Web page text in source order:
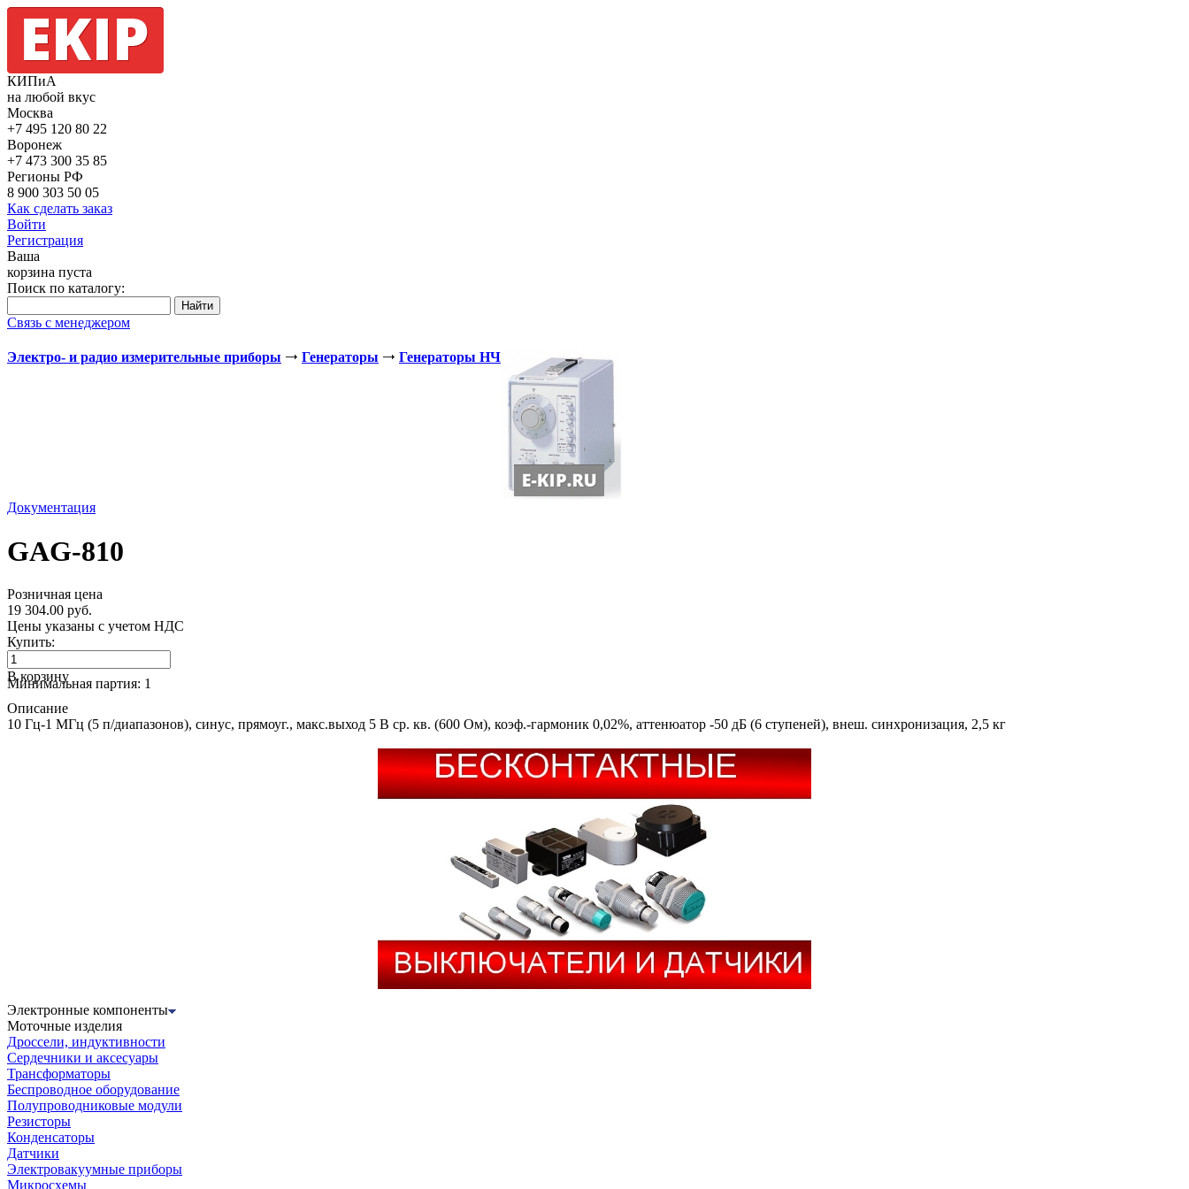
КИПиА
на любой вкус
Москва
+7 495 120 80 22
Воронеж
+7 473 300 35 85
Регионы РФ
8 900 303 50 05
Как сделать заказ
Войти
Регистрация
Ваша
корзина пуста
Поиск по каталогу:
Связь с менеджером
Электро- и радио измерительные приборы Генераторы Генераторы НЧ
Документация
GAG-810
Розничная цена
19 304.00 руб.
Цены указаны с учетом НДС
Купить:
В корзину
Минимальная партия: 1
Описание
10 Гц-1 МГц (5 п/диапазонов), синус, прямоуг., макс.выход 5 В ср. кв. (600 Ом), коэф.-гармоник 0,02%, аттенюатор -50 дБ (6 ступеней), внеш. синхронизация, 2,5 кг
Электронные компоненты
Моточные изделия
Дроссели, индуктивности
Сердечники и аксесуары
Трансформаторы
Беспроводное оборудование
Полупроводниковые модули
Резисторы
Конденсаторы
Датчики
Электровакуумные приборы
Микросхемы